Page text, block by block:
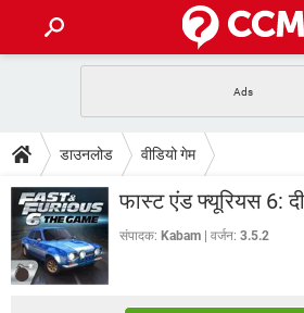
फोन पर अकाउंट बैलेंस चेक
WhatsApp Hack हो गया? Lucky
टेक-स्पेशल
2020 के फ्री एंटीवायरस
बेस्ट फ्री ऑनलाइन गेम्स
डाउनलोड
Vidmate PUBG
WhatsRemoved+
FORUM
डाउनलोड वीडियो गेम
फास्ट एंड फ्यूरियस 6:
संपादक: Kabam वर्जन: 3.5.2